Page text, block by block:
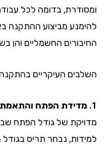
בדומה לכל עבודת
מביצוע ההתקנה באופן
החשמליים והן בשל
העיקריים בהתקנה
של גודל הפתח שבו
נבחר תריס בגודל